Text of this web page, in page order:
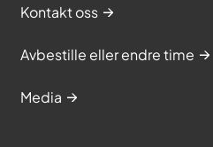
Kontakt oss
Avbestille eller endre time
Media